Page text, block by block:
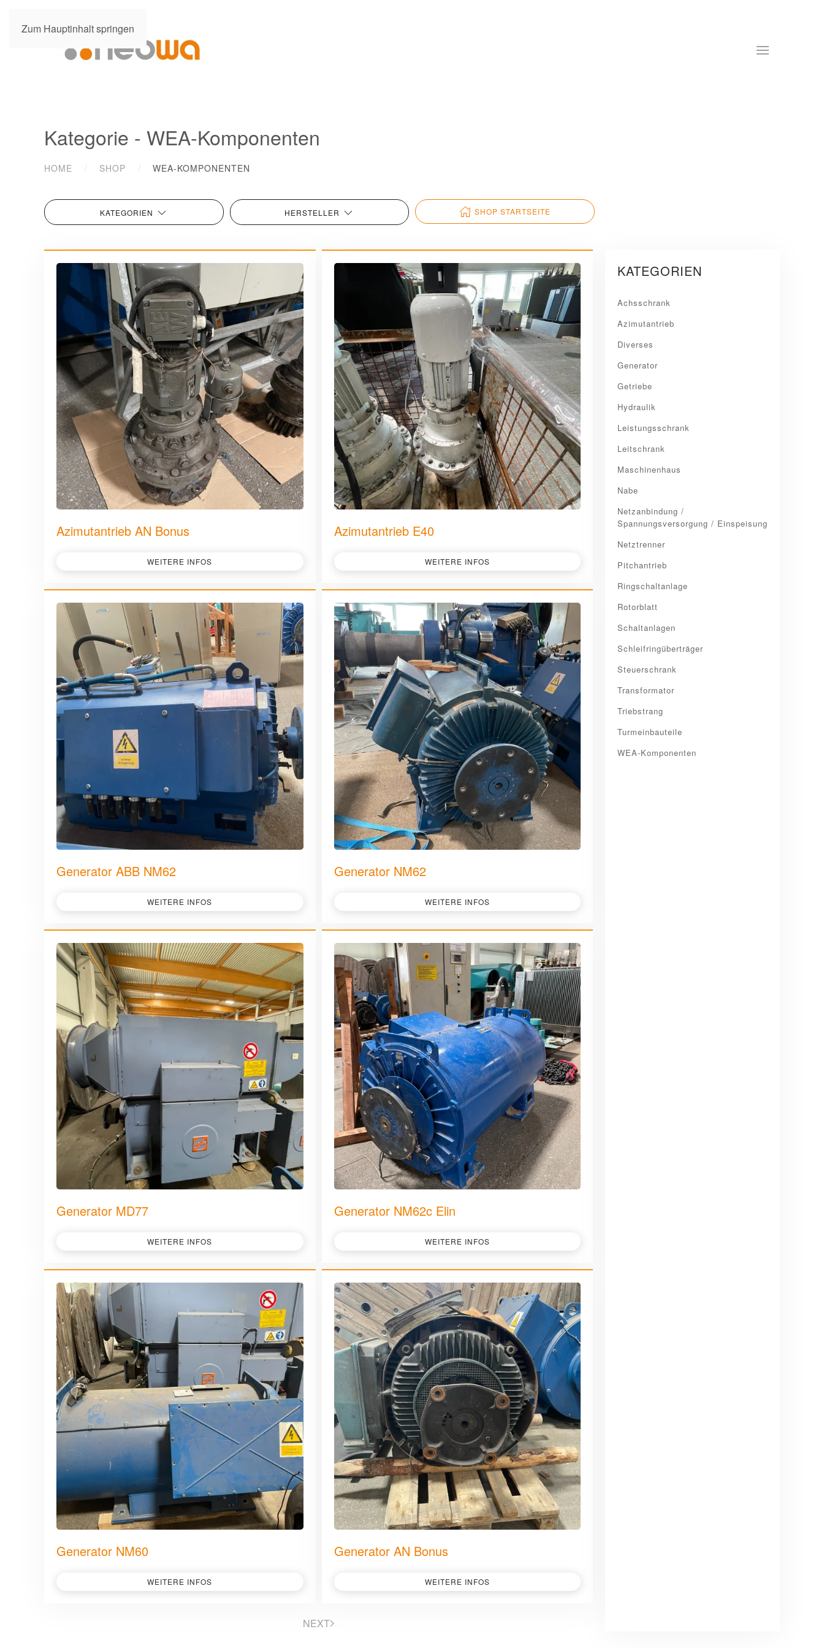
Zum Hauptinhalt springen
Kategorie - WEA-Komponenten
HOME SHOP WEA-KOMPONENTEN
KATEGORIEN HERSTELLER SHOP STARTSEITE
Azimutantrieb AN Bonus
WEITERE INFOS
Azimutantrieb E40
WEITERE INFOS
Generator ABB NM62
WEITERE INFOS
Generator NM62
WEITERE INFOS
Generator MD77
WEITERE INFOS
Generator NM62c Elin
WEITERE INFOS
Generator NM60
WEITERE INFOS
Generator AN Bonus
WEITERE INFOS
NEXT
KATEGORIEN
Achsschrank
Azimutantrieb
Diverses
Generator
Getriebe
Hydraulik
Leistungsschrank
Leitschrank
Maschinenhaus
Nabe
Netzanbindung /
Spannungsversorgung / Einspeisung
Netztrenner
Pitchantrieb
Ringschaltanlage
Rotorblatt
Schaltanlagen
Schleifringüberträger
Steuerschrank
Transformator
Triebstrang
Turmeinbauteile
WEA-Komponenten